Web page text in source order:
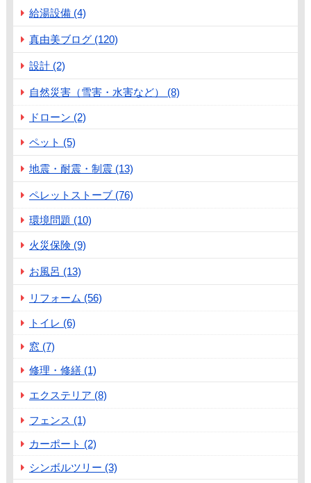
給湯設備 (4)
真由美ブログ (120)
設計 (2)
自然災害（雪害・水害など） (8)
ドローン (2)
ペット (5)
地震・耐震・制震 (13)
ペレットストーブ (76)
環境問題 (10)
火災保険 (9)
お風呂 (13)
リフォーム (56)
トイレ (6)
窓 (7)
修理・修繕 (1)
エクステリア (8)
フェンス (1)
カーポート (2)
シンボルツリー (3)